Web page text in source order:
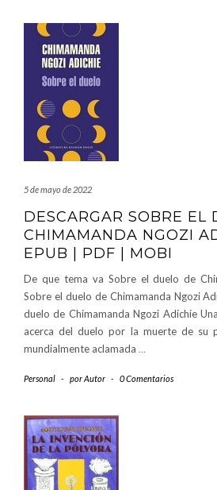
5 de mayo de 2022
DESCARGAR SOBRE EL
CHIMAMANDA NGOZI
EPUB | PDF | MOBI
De que tema va Sobre el duelo de
Sobre el duelo de Chimamanda Ngozi
duelo de Chimamanda Ngozi Adichie
acerca del duelo por la muerte de su
mundialmente aclamada …
Personal - porAutor - 0 Comentarios